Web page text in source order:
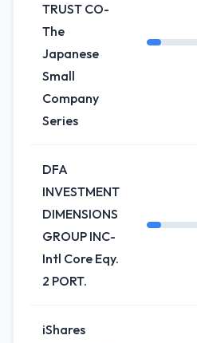
TRUST CO-
The
Japanese
Small
Company
Series
DFA
INVESTMENT
DIMENSIONS
GROUP INC-
Intl Core Eqy.
2 PORT.
iShares